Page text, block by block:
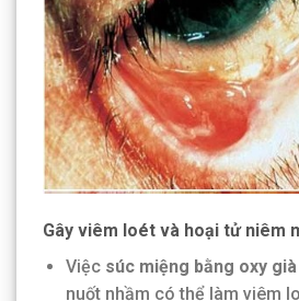
Gây viêm loét và hoại tử niêm
Việc súc miệng bằng oxy
nuốt nhầm có thể làm viêm